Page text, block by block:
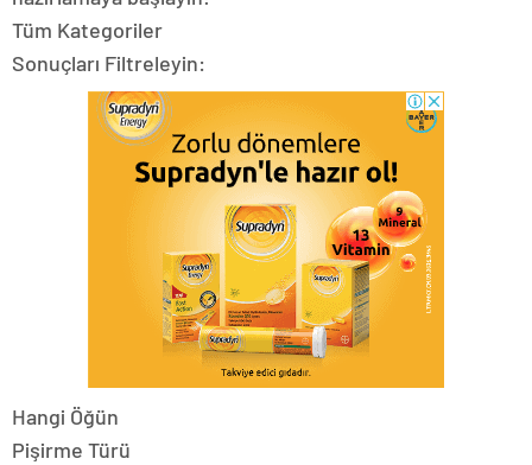
Tüm Kategoriler
Sonuçları Filtreleyin:
Hangi Öğün
Pişirme Türü